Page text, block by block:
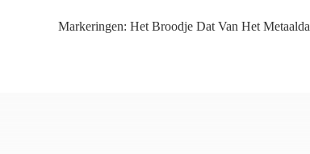
Markeringen: Het Broodje Dat Van Het